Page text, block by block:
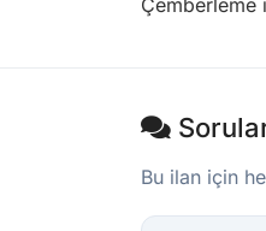
Bu ilan için